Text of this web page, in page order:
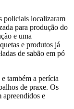
policiais localizaram
para produção do
e uma
e produtos já
de sabão em pó
também a perícia
de praxe. Os
apreendidos e